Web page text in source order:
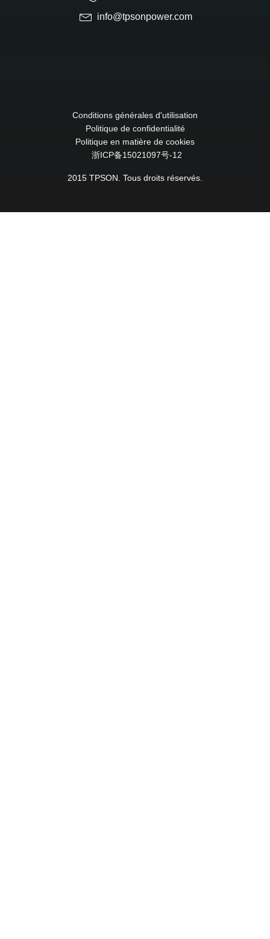
info@tpsonpower.com
Conditions générales d'utilisation
Politique de confidentialité
Politique en matière de cookies
浙ICP备15021097号-12
2015 TPSON. Tous droits réservés.